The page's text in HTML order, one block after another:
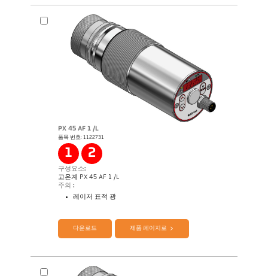
PX 45 AF 1 /L
품목 번호: 1122731
1 2
구성요소:
고온계 PX 45 AF 1 /L
주의 :
레이저 표적 광
제품 카다로그 CellaTemp PX
다운로드 제품 페이지로